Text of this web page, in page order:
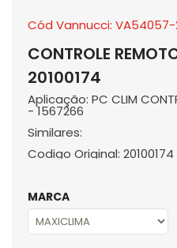
Cód Vannucci: VA54057-
CONTROLE
20100174
Aplicação: PC CLIM
- 1567266
Similares:
Codigo Original: 20100174
MARCA